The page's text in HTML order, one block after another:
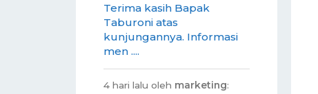
Terima kasih Bapak
Taburoni atas
kunjungannya. Informasi
men ....
4 hari lalu oleh marketing: